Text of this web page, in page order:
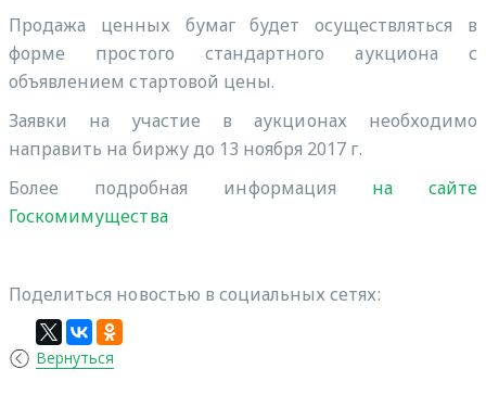
Продажа ценных бумаг будет осуществляться в
форме простого стандартного аукциона с
объявлением стартовой цены.
Заявки на участие в аукционах необходимо
направить на биржу до 13 ноября 2017 г.
Более подробная информация на сайте
Госкомимущества
Поделиться новостью в социальных сетях:
Вернуться